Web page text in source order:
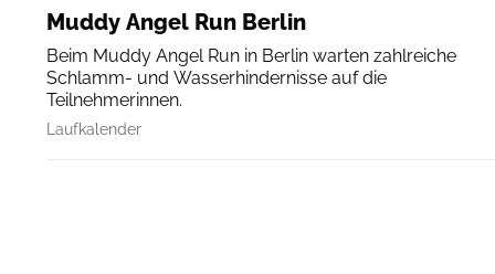
Muddy Angel Run Berlin
Beim Muddy Angel Run in Berlin warten zahlreiche
Schlamm- und Wasserhindernisse auf die
Teilnehmerinnen.
Laufkalender